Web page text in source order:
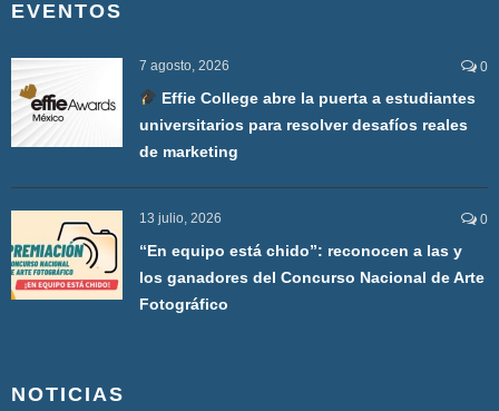
EVENTOS
7 agosto, 2026 0
Effie College abre la puerta a estudiantes
universitarios para resolver desafíos reales
de marketing
13 julio, 2026 0
“En equipo está chido”: reconocen a las y
los ganadores del Concurso Nacional de Arte
Fotográfico
NOTICIAS